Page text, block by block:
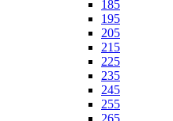
185
195
205
215
225
235
245
255
265